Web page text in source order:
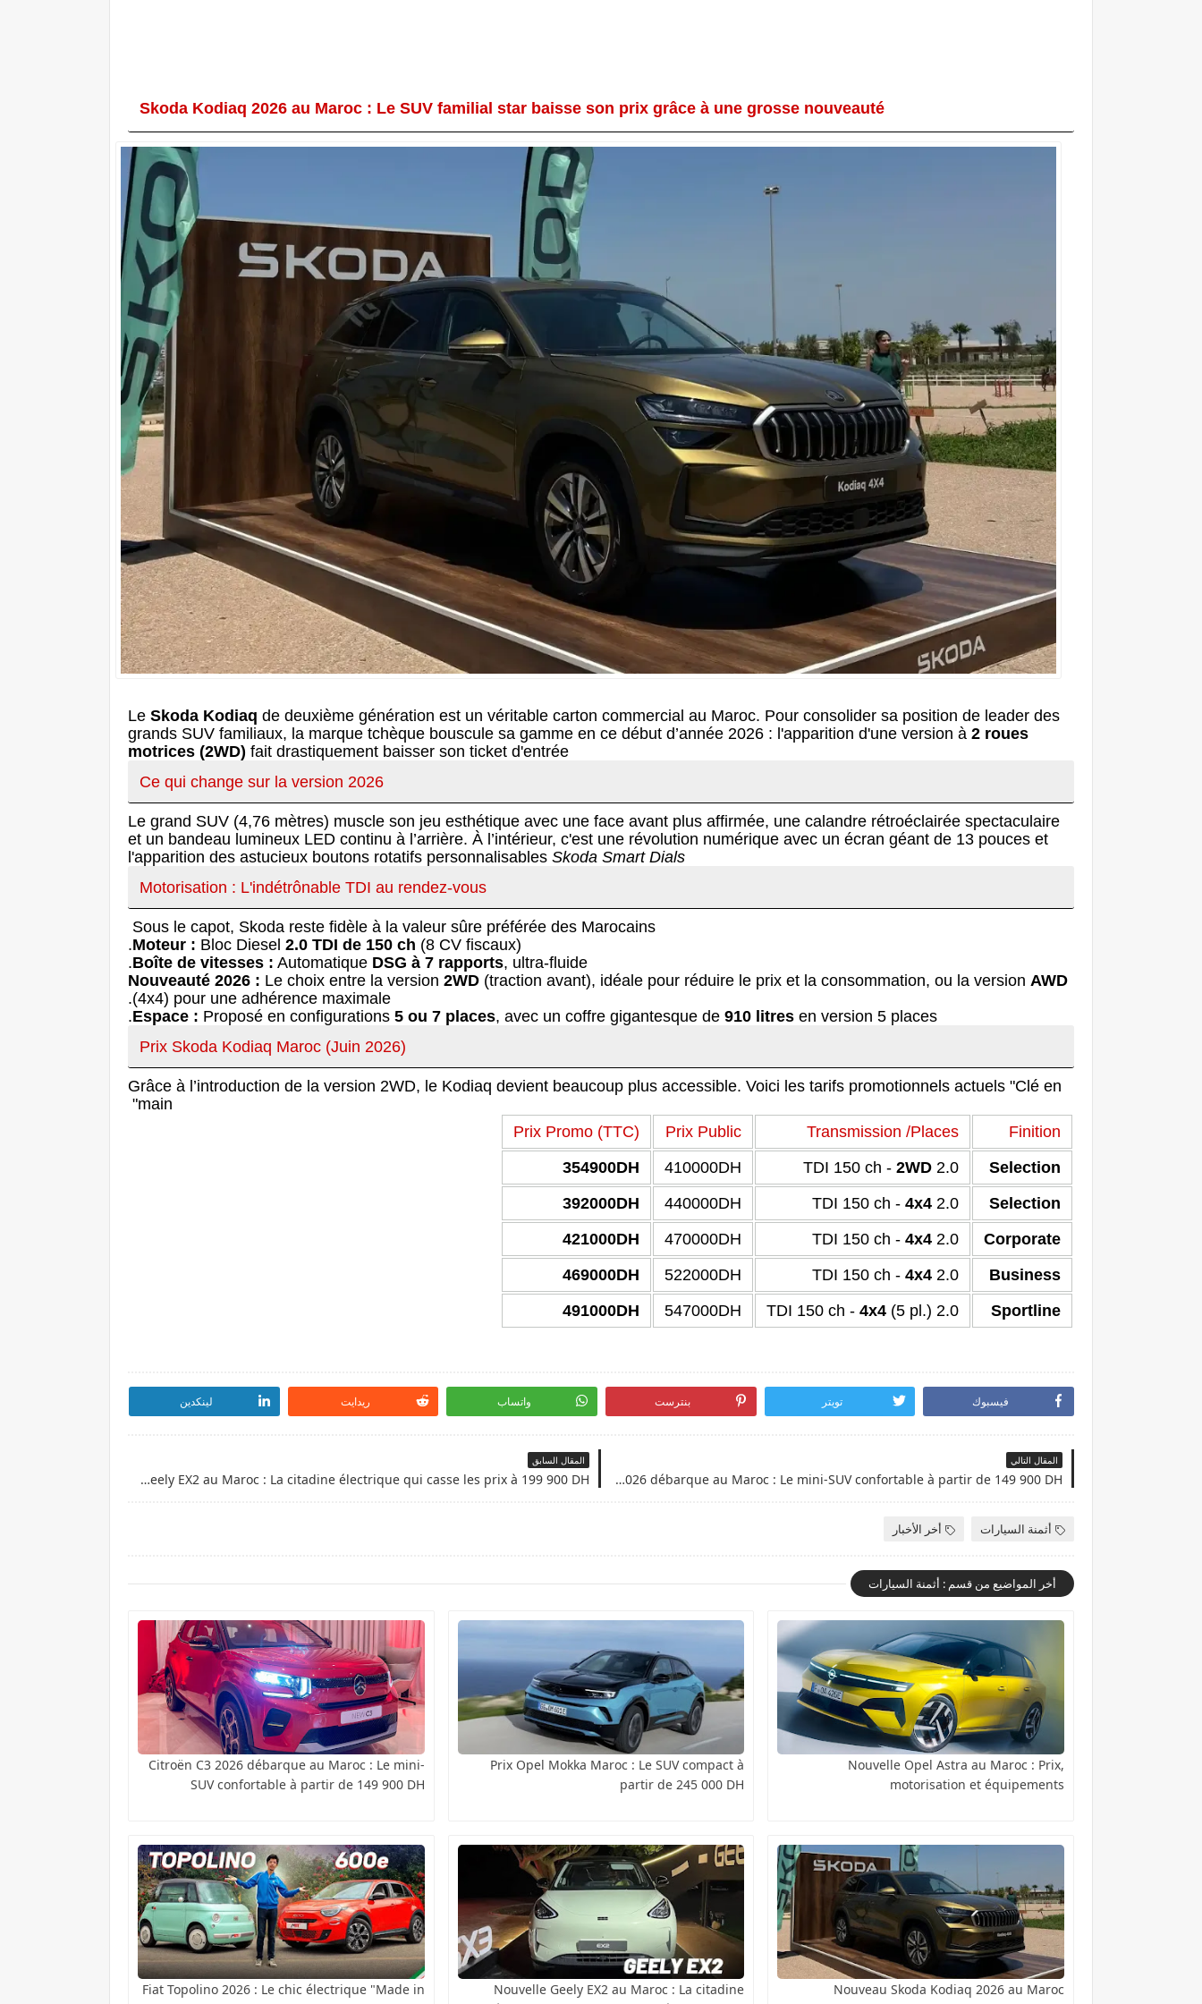
Skoda Kodiaq 2026 au Maroc : Le SUV familial star baisse son prix grâce à une grosse nouveauté
Le Skoda Kodiaq de deuxième génération est un véritable carton commercial au Maroc. Pour consolider sa position de leader des
grands SUV familiaux, la marque tchèque bouscule sa gamme en ce début d’année 2026 : l'apparition d'une version à 2 roues
motrices (2WD) fait drastiquement baisser son ticket d'entrée
Ce qui change sur la version 2026
Le grand SUV (4,76 mètres) muscle son jeu esthétique avec une face avant plus affirmée, une calandre rétroéclairée spectaculaire
et un bandeau lumineux LED continu à l’arrière. À l’intérieur, c'est une révolution numérique avec un écran géant de 13 pouces et
l'apparition des astucieux boutons rotatifs personnalisables Skoda Smart Dials
Motorisation : L'indétrônable TDI au rendez-vous
Sous le capot, Skoda reste fidèle à la valeur sûre préférée des Marocains
Moteur : Bloc Diesel 2.0 TDI de 150 ch (8 CV fiscaux).
Boîte de vitesses : Automatique DSG à 7 rapports, ultra-fluide.
Nouveauté 2026 : Le choix entre la version 2WD (traction avant), idéale pour réduire le prix et la consommation, ou la version AWD
(4x4) pour une adhérence maximale.
Espace : Proposé en configurations 5 ou 7 places, avec un coffre gigantesque de 910 litres en version 5 places.
Prix Skoda Kodiaq Maroc (Juin 2026)
Grâce à l’introduction de la version 2WD, le Kodiaq devient beaucoup plus accessible. Voici les tarifs promotionnels actuels "Clé en
main"
Finition
Transmission /Places
Prix Public
Prix Promo (TTC)
Selection
2.0 TDI 150 ch -
2WD
410000DH
354900DH
Selection
2.0 TDI 150 ch -
4x4
440000DH
392000DH
Corporate
2.0 TDI 150 ch -
4x4
470000DH
421000DH
Business
2.0 TDI 150 ch -
4x4
522000DH
469000DH
Sportline
2.0 TDI 150 ch -
4x4 (5 pl.)
547000DH
491000DH
فيسبوك تويتر بنترست واتساب ريدايت لينكدين
المقال التالي
Citroën C3 2026 débarque au Maroc : Le mini-SUV confortable à partir de 149 900 DH
المقال السابق
Nouvelle Geely EX2 au Maroc : La citadine électrique qui casse les prix à 199 900 DH !
أثمنة السيارات أخر الأخبار
أخر المواضيع من قسم : أثمنة السيارات
Nouvelle Opel Astra au Maroc : Prix,
motorisation et équipements
Prix Opel Mokka Maroc : Le SUV compact à
partir de 245 000 DH
Citroën C3 2026 débarque au Maroc : Le mini-
SUV confortable à partir de 149 900 DH
Nouveau Skoda Kodiaq 2026 au Maroc
Nouvelle Geely EX2 au Maroc : La citadine
Fiat Topolino 2026 : Le chic électrique "Made in